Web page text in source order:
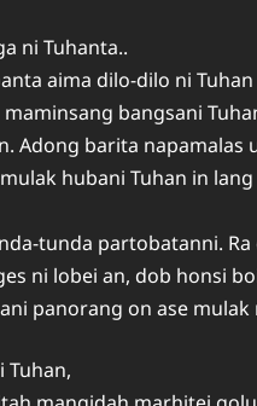
ni Tuhanta..
aima dilo-dilo ni
maminsang bangsani
Adong barita
hubani Tuhan in
tunda partobatanni.
ni lobei an, dob honsi
panorang on ase
Tuhan,